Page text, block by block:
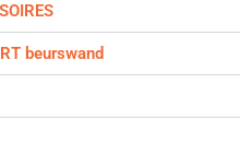
beurswand